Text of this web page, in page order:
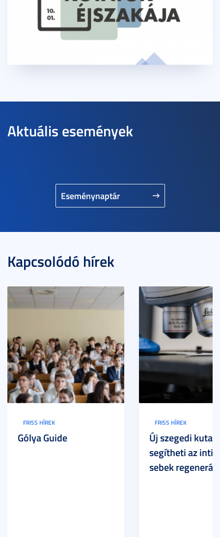
Aktuális események
Eseménynaptár
Kapcsolódó hírek
FRISS HÍREK
Gólya Guide
FRISS HÍREK
Új szegedi
segítheti az
sebek